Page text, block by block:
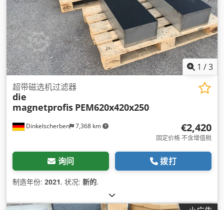
1 /3
Dinkelscherben 7,368 km
超带磁选机过滤器
die
magnetprofis PEM620x420x250
€2,420
固定价格 不含增值税
询问 拨打
制造年份: 2021, 状况: 新的,